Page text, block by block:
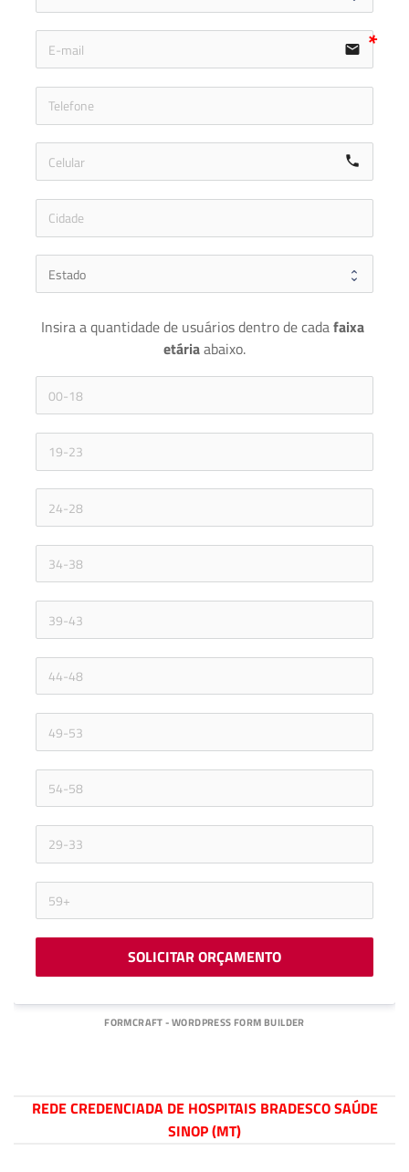
email
call
Insira a quantidade de usuários dentro de cada faixa
etária abaixo.
SOLICITAR ORÇAMENTO
FORMCRAFT - WORDPRESS FORM BUILDER
REDE CREDENCIADA DE HOSPITAIS BRADESCO SAÚDE
SINOP (MT)